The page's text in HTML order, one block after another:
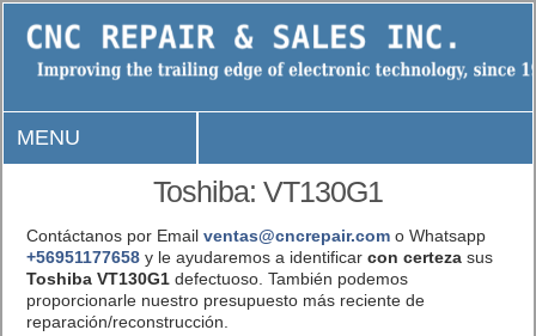
MENU
Toshiba: VT130G1
Contáctanos por Email ventas@cncrepair.como Whatsapp
+56951177658y le ayudaremos a identificar con certezasus
Toshiba VT130G1defectuoso. También podemos
proporcionarle nuestro presupuesto más reciente de
reparación/reconstrucción.